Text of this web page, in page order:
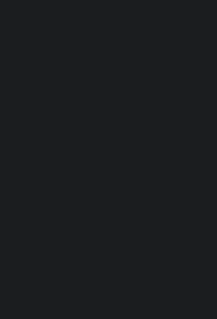
Säntis,